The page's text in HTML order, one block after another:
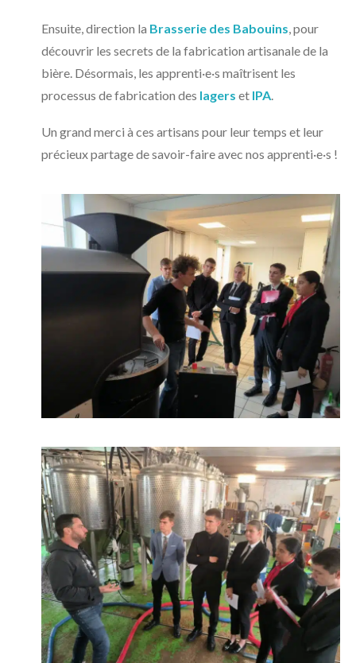
Ensuite, direction la Brasserie des Babouins, pour
découvrir les secrets de la fabrication artisanale de la
bière. Désormais, les apprenti·e·s maîtrisent les
processus de fabrication des lagers et IPA.
Un grand merci à ces artisans pour leur temps et leur
précieux partage de savoir-faire avec nos apprenti·e·s !